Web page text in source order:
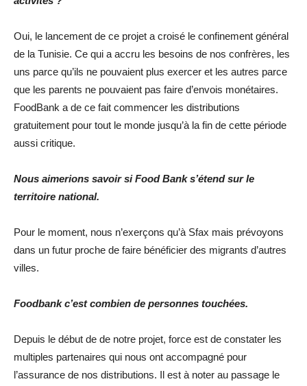
Oui, le lancement de ce projet a croisé le confinement général
de la Tunisie. Ce qui a accru les besoins de nos confrères, les
uns parce qu’ils ne pouvaient plus exercer et les autres parce
que les parents ne pouvaient pas faire d’envois monétaires.
FoodBank a de ce fait commencer les distributions
gratuitement pour tout le monde jusqu’à la fin de cette période
aussi critique.
Nous aimerions savoir si Food Bank s’étend sur le
territoire national.
Pour le moment, nous n’exerçons qu’à Sfax mais prévoyons
dans un futur proche de faire bénéficier des migrants d’autres
villes.
Foodbank c’est combien de personnes touchées.
Depuis le début de de notre projet, force est de constater les
multiples partenaires qui nous ont accompagné pour
l’assurance de nos distributions. Il est à noter au passage le